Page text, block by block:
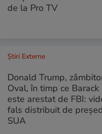
de la Pro TV
Știri Externe
Donald Trump,
Oval, în timp ce Barack
este arestat de FBI:
fals distribuit de
SUA